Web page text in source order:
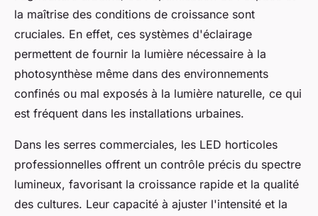
la maîtrise des conditions de croissance sont
cruciales. En effet, ces systèmes d'éclairage
permettent de fournir la lumière nécessaire à la
photosynthèse même dans des environnements
confinés ou mal exposés à la lumière naturelle, ce qui
est fréquent dans les installations urbaines.
Dans les serres commerciales, les LED horticoles
professionnelles offrent un contrôle précis du spectre
lumineux, favorisant la croissance rapide et la qualité
des cultures. Leur capacité à ajuster l'intensité et la